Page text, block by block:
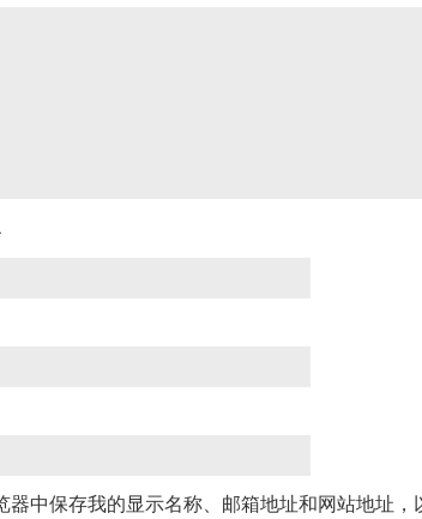
器中保存我的显示名称、邮箱地址和网站地址，